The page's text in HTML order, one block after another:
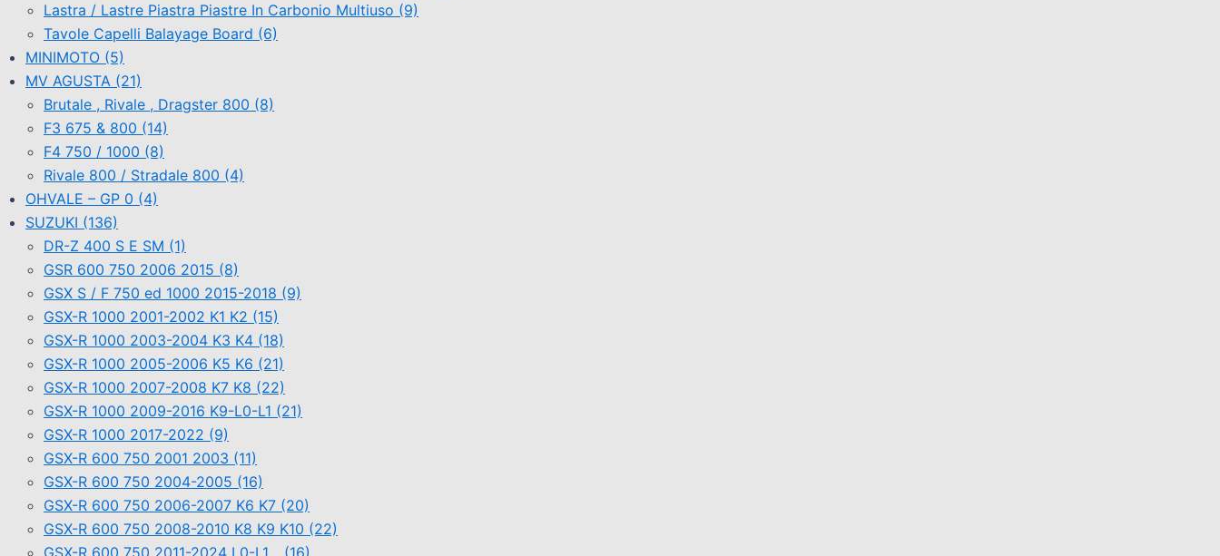
Lastra / Lastre Piastra Piastre In Carbonio Multiuso (9)
Tavole Capelli Balayage Board (6)
MINIMOTO (5)
MV AGUSTA (21)
Brutale , Rivale , Dragster 800 (8)
F3 675 & 800 (14)
F4 750 / 1000 (8)
Rivale 800 / Stradale 800 (4)
OHVALE – GP 0 (4)
SUZUKI (136)
DR-Z 400 S E SM (1)
GSR 600 750 2006 2015 (8)
GSX S / F 750 ed 1000 2015-2018 (9)
GSX-R 1000 2001-2002 K1 K2 (15)
GSX-R 1000 2003-2004 K3 K4 (18)
GSX-R 1000 2005-2006 K5 K6 (21)
GSX-R 1000 2007-2008 K7 K8 (22)
GSX-R 1000 2009-2016 K9-L0-L1 (21)
GSX-R 1000 2017-2022 (9)
GSX-R 600 750 2001 2003 (11)
GSX-R 600 750 2004-2005 (16)
GSX-R 600 750 2006-2007 K6 K7 (20)
GSX-R 600 750 2008-2010 K8 K9 K10 (22)
GSX-R 600 750 2011-2024 L0-L1… (16)